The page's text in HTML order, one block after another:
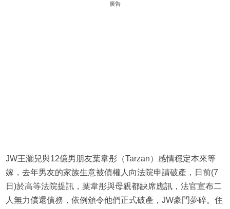
廣告
JW王灝兒與12億男朋友葉韋彤（Tarzan）感情穩定本來等
嫁，去年男友的家族生意被債權人向法院申請破產，日前(7
日)於高等法院提訊，葉韋彤與母親都缺席應訊，法官宣布二
人無力償還債務，依例頒令他們正式破產，JW豪門夢碎。住